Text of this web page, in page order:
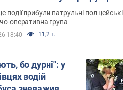
склала адмінпротокол.
події прибули патрульні поліцейські
оперативна група
18:40 11,2 т.
бо дурні": у
водій